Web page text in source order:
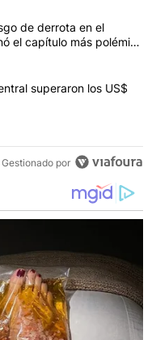
comentarios en los
de Tierras: ante el
de derrota en el
el capítulo más polémico
reservas del Banco
superaron los US$
Gestionado por